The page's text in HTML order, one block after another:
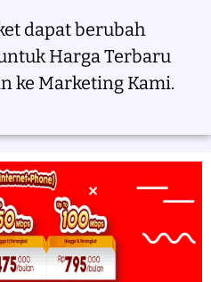
dapat berubah
Harga Terbaru
ke Marketing Kami.